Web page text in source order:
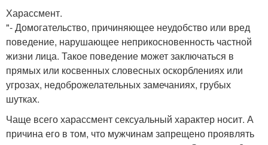
Харассмент.
"- Домогательство, причиняющее неудобство или вред
поведение, нарушающее неприкосновенность частной
жизни лица. Такое поведение может заключаться в
прямых или косвенных словесных оскорблениях или
угрозах, недоброжелательных замечаниях, грубых
шутках.
Чаще всего харассмент сексуальный характер носит. А
причина его в том, что мужчинам запрещено проявлять